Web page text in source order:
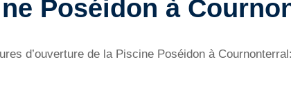
Poséidon à
d’ouverture de la Piscine Poséidon à Cournonterral: